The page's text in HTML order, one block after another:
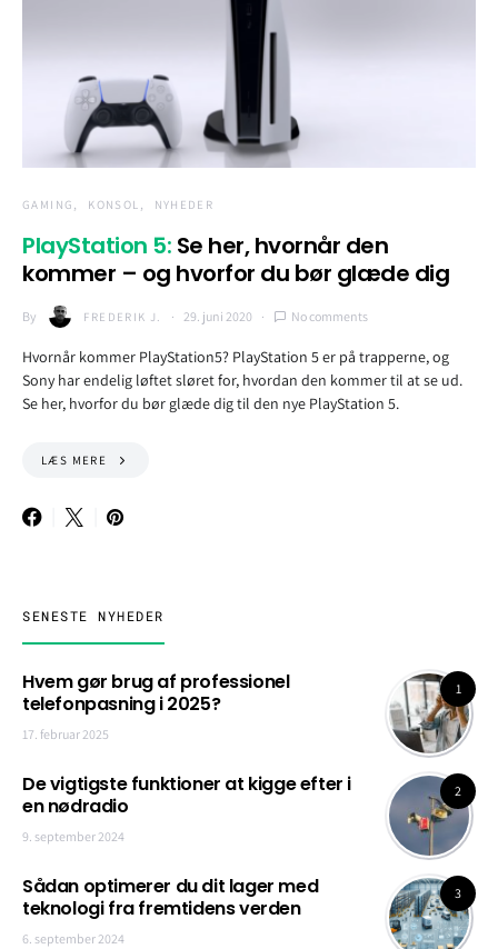
GAMING KONSOL NYHEDER
PlayStation 5: Se her, hvornår den
kommer – og hvorfor du bør glæde dig
By FREDERIK J. 29. juni 2020 No comments
Hvornår kommer PlayStation5? PlayStation 5 er på trapperne, og
Sony har endelig løftet sløret for, hvordan den kommer til at se ud.
Se her, hvorfor du bør glæde dig til den nye PlayStation 5.
LÆS MERE
SENESTE NYHEDER
1
Hvem gør brug af professionel
telefonpasning i 2025?
17. februar 2025
2
De vigtigste funktioner at kigge efter i
en nødradio
9. september 2024
3
Sådan optimerer du dit lager med
teknologi fra fremtidens verden
6. september 2024